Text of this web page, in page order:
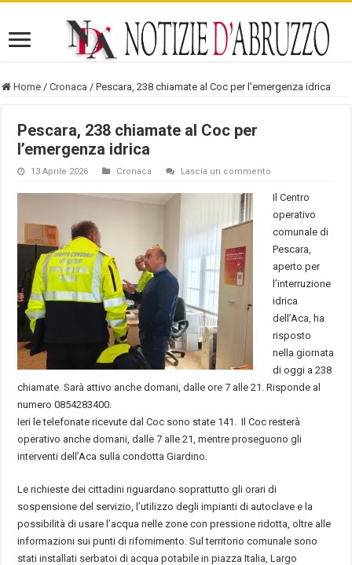
Home / Cronaca / Pescara, 238 chiamate al Coc per l’emergenza idrica
Pescara, 238 chiamate al Coc per
l’emergenza idrica
13 Aprile 2026 Cronaca Lascia un commento
Il Centro
operativo
comunale di
Pescara,
aperto per
l’interruzione
idrica
dell’Aca, ha
risposto
nella giornata
di oggi a 238
chiamate. Sarà attivo anche domani, dalle ore 7 alle 21. Risponde al
numero 0854283400.
Ieri le telefonate ricevute dal Coc sono state 141. Il Coc resterà
operativo anche domani, dalle 7 alle 21, mentre proseguono gli
interventi dell’Aca sulla condotta Giardino.
Le richieste dei cittadini riguardano soprattutto gli orari di
sospensione del servizio, l’utilizzo degli impianti di autoclave e la
possibilità di usare l’acqua nelle zone con pressione ridotta, oltre alle
informazioni sui punti di rifornimento. Sul territorio comunale sono
stati installati serbatoi di acqua potabile in piazza Italia, Largo